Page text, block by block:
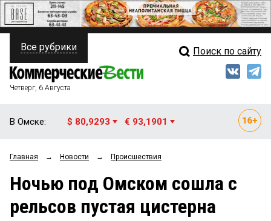
ПОЛИТИКА
ФИНАНСЫ
ОБЩЕСТВО
ЗАКОН
НОВОСТИ КОМПАНИЙ
Свежий выпуск
Мнения
Рейтинги
Блоги
Все рубрики Поиск по сайту
Четверг, 6 Августа
В Омске: $ 80,9293 € 93,1901
Главная → Новости → Происшествия
Ночью под Омском сошла с
рельсов пустая цистерна